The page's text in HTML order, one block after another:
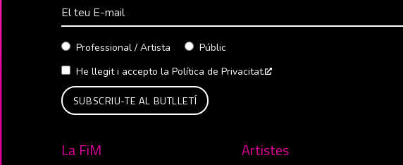
Correu Electrònico
Professional / Artista
Públic
He llegit i accepto la Política de Privacitat.
La FiM Artistes